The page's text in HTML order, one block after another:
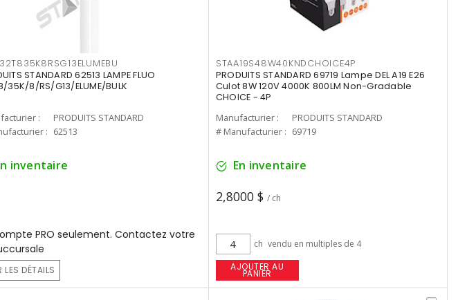
STANDARD 62513 LAMPE FLUO
35K/8/RS/G13/ELUME/BULK
:
PRODUITS STANDARD
: 62513
inventaire
PRO seulement. Contactez votre
LES DÉTAILS
STAA19S48W40KNDCHOICE4P
PRODUITS STANDARD 69719 Lampe DEL A19 E26
Culot 8W 120V 4000K 800LM Non-Gradable
CHOICE - 4P
Manufacturier :
PRODUITS STANDARD
# Manufacturier : 69719
En inventaire
2,8000 $ / ch
ch vendu en multiples de 4
AJOUTER AU
PANIER